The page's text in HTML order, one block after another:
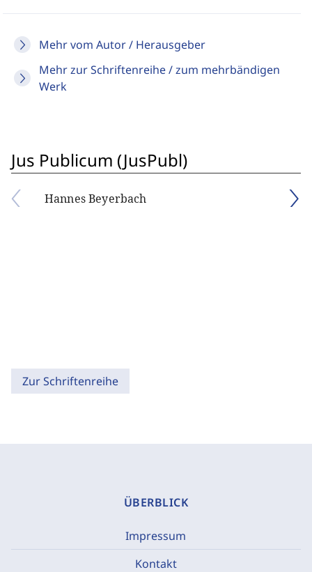
Mehr vom Autor / Herausgeber
Mehr zur Schriftenreihe / zum mehrbändigen
Werk
Jus Publicum (JusPubl)
Hannes Beyerbach
Zur Schriftenreihe
ÜBERBLICK
Impressum
Kontakt